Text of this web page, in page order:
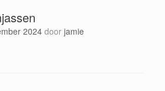
2024 door jamie